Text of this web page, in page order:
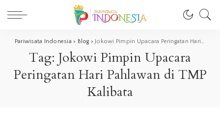
Pariwisata Indonesia > Blog > Jokowi Pimpin Upacara Peringatan Hari Pahlawan di TMP Kalibata
Tag: Jokowi Pimpin Upacara
Peringatan Hari Pahlawan di TMP
Kalibata